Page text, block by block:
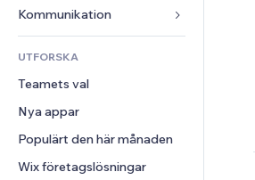
Interaktioner
Listningar
E-post
Konvertering
Beställtryck
Redovisning
Kuponger och lojalitet
Lagerlösningar
Dropshipping
Priser och abonnemang
Crowdfunding
Restauranger
Fastigheter
Bokningar
Musik
Podcasts
Fotografering
Video
PDF
Fildelning
Nyheter
Kartor och navigering
Integritet och säkerhet
Klocka
Sidmallar
Bildeffekter
Knappar och menyer
Banners och märken
Formulär
Undersökningar
Chatt
Kommentarer
Telefon
UTFORSKA
Teamets val
Nya appar
Populärt den här månaden
Wix företagslösningar